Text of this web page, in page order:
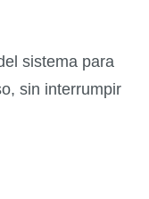
sistema para
sin interrumpir